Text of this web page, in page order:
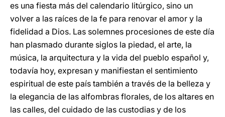
es una fiesta más del calendario litúrgico, sino un
volver a las raíces de la fe para renovar el amor y la
fidelidad a Dios. Las solemnes procesiones de este día
han plasmado durante siglos la piedad, el arte, la
música, la arquitectura y la vida del pueblo español y,
todavía hoy, expresan y manifiestan el sentimiento
espiritual de este país también a través de la belleza y
la elegancia de las alfombras florales, de los altares en
las calles, del cuidado de las custodias y de los